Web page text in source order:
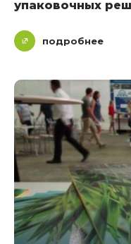
упаковочных
подробнее